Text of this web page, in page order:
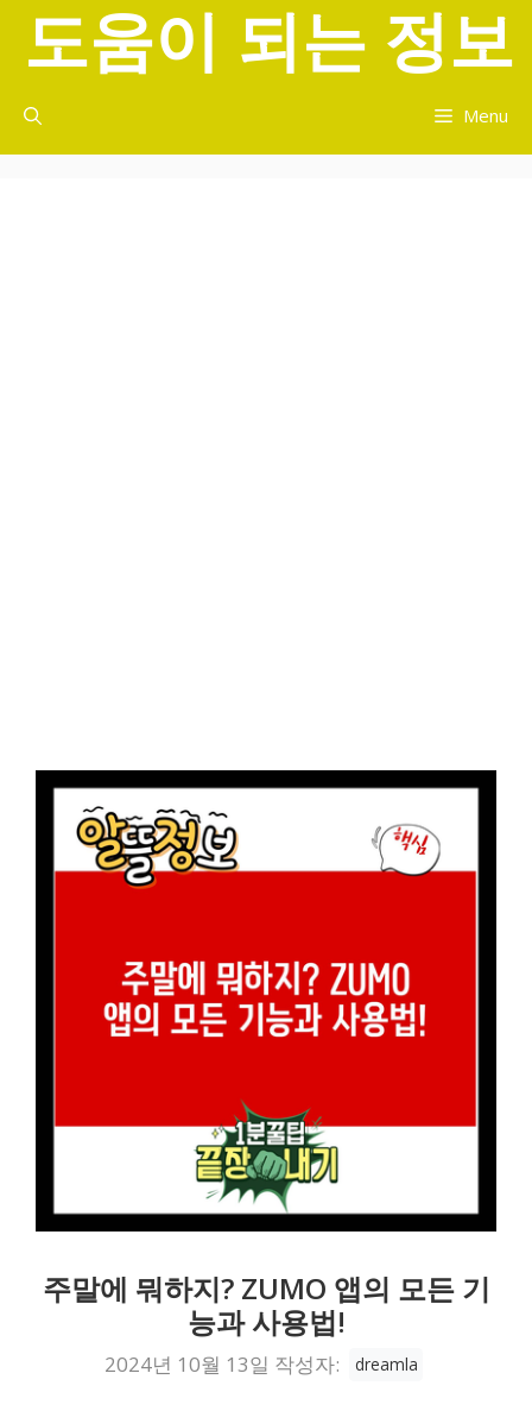
너
도움이 되는 정보
Menu
주말에 뭐하지? ZUMO 앱의 모든 기
능과 사용법!
2024년 10월 13일 작성자: dreamla